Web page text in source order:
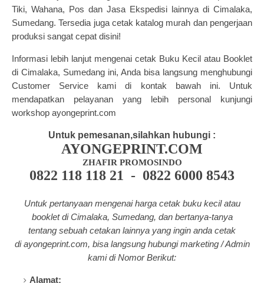
Tiki, Wahana, Pos dan Jasa Ekspedisi lainnya di Cimalaka,
Sumedang.Tersedia juga cetak katalog murah danpengerjaan
produksi sangat cepat disini!
Informasi lebih lanjut mengenai cetak Buku Kecil atau Booklet
di Cimalaka, Sumedang ini, Anda bisa langsung menghubungi
Customer Service kami di kontak bawah ini. Untuk
mendapatkan pelayanan yang lebih personal kunjungi
workshop ayongeprint.com
Untuk pemesanan,silahkan hubungi :
AYONGEPRINT.COM
ZHAFIR PROMOSINDO
0822 118 118 21 - 0822 6000 8543
Untuk pertanyaan mengenai harga cetak buku kecil atau
booklet di Cimalaka, Sumedang, dan bertanya-tanya
tentang sebuah cetakan lainnya yang ingin anda cetak
di ayongeprint.com, bisa langsung hubungi marketing / Admin
kami di Nomor Berikut:
Alamat: